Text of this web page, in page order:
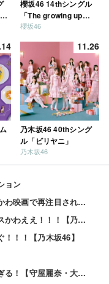
櫻坂46 14thシングル
「The growing up
train」
櫻坂46
11.26
乃木坂46 40thシング
ル「ビリヤニ」
乃木坂46
ョン
【朗報】美人声優の井口裕香さん、ちいかわ映画で再注目されるｗｗｗｗ
【動画】乃木坂野球部の若鷹軍団のダンスかわええ！！！【乃木坂46】
！！【乃木坂46】
【画像】れなぁとぞのの制服姿がエロ過ぎる！【守屋麗奈・大園玲】【櫻坂46】 他